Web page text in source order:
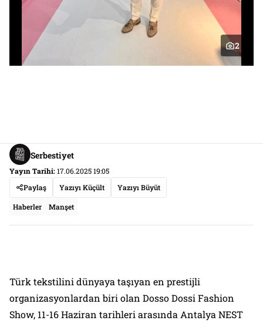
2
Serbestiyet
Yayın Tarihi:17.06.2025 19:05
Paylaş
Yazıyı Küçült Yazıyı Büyüt
Haberler Manşet
Türk tekstilini dünyaya taşıyan en prestijli
organizasyonlardan biri olan Dosso Dossi Fashion
Show, 11-16 Haziran tarihleri arasında Antalya NEST